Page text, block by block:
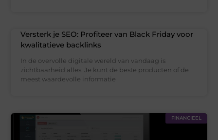
Versterk je SEO: Profiteer van Black Friday voor
kwalitatieve backlinks
In de overvolle digitale wereld van vandaag is
zichtbaarheid alles. Je kunt de beste producten of de
meest waardevolle informatie
FINANCIEEL